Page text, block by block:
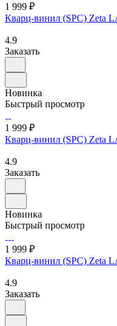
1 999 ₽
Кварц-винил (SPC) Zeta
4.9
Заказать
Новинка
Быстрый просмотр
1 999 ₽
Кварц-винил (SPC) Zeta
4.9
Заказать
Новинка
Быстрый просмотр
1 999 ₽
Кварц-винил (SPC) Zeta
4.9
Заказать